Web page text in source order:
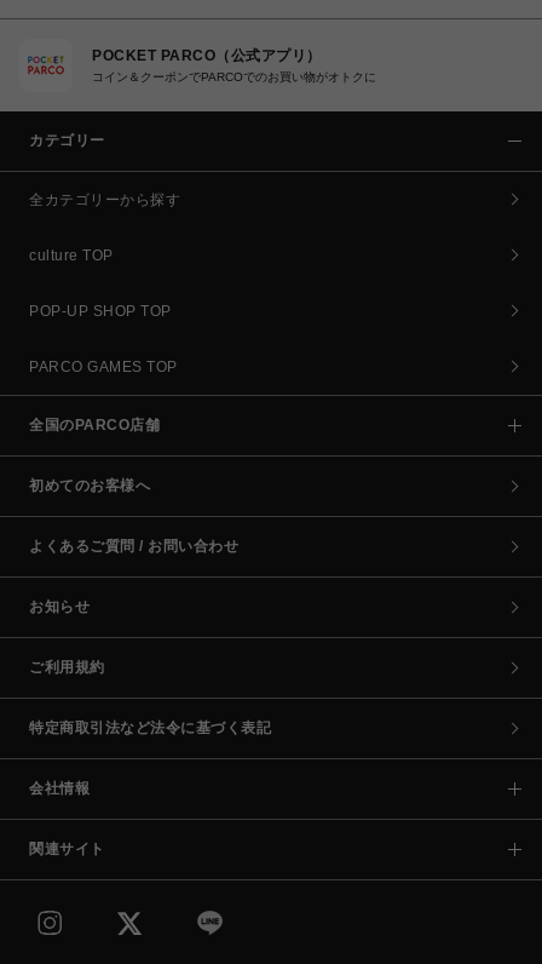
POCKET PARCO（公式アプリ）
コイン＆クーポンでPARCOでのお買い物がオトクに
カテゴリー
全カテゴリーから探す
culture TOP
POP-UP SHOP TOP
PARCO GAMES TOP
全国のPARCO店舗
初めてのお客様へ
よくあるご質問 / お問い合わせ
お知らせ
ご利用規約
特定商取引法など法令に基づく表記
会社情報
関連サイト